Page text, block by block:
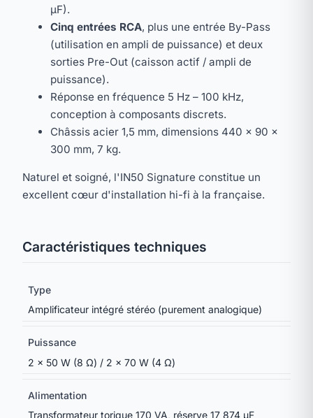
µF).
Cinq entrées RCA, plus une entrée By-Pass
(utilisation en ampli de puissance) et deux
sorties Pre-Out (caisson actif / ampli de
puissance).
Réponse en fréquence 5 Hz – 100 kHz,
conception à composants discrets.
Châssis acier 1,5 mm, dimensions 440 × 90 ×
300 mm, 7 kg.
Naturel et soigné, l'IN50 Signature constitue un
excellent cœur d'installation hi-fi à la française.
Caractéristiques techniques
Type
Amplificateur intégré stéréo (purement analogique)
Puissance
2 × 50 W (8 Ω) / 2 × 70 W (4 Ω)
Alimentation
Transformateur torique 170 VA, réserve 17 874 µF